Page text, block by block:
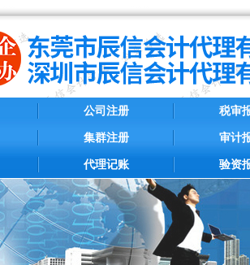
公司注册
集群注册
代理记账
税审
审计
验资